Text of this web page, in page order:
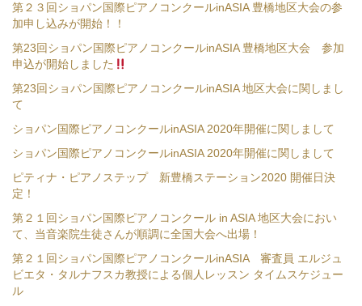
第２３回ショパン国際ピアノコンクールinASIA 豊橋地区大会の参
加申し込みが開始！！
第23回ショパン国際ピアノコンクールinASIA 豊橋地区大会 参加
申込が開始しました
第23回ショパン国際ピアノコンクールinASIA 地区大会に関しまし
て
ショパン国際ピアノコンクールinASIA 2020年開催に関しまして
ショパン国際ピアノコンクールinASIA 2020年開催に関しまして
ピティナ・ピアノステップ 新豊橋ステーション2020 開催日決
定！
第２１回ショパン国際ピアノコンクール in ASIA 地区大会におい
て、当音楽院生徒さんが順調に全国大会へ出場！
第２１回ショパン国際ピアノコンクールinASIA 審査員 エルジュ
ビエタ・タルナフスカ教授による個人レッスン タイムスケジュー
ル